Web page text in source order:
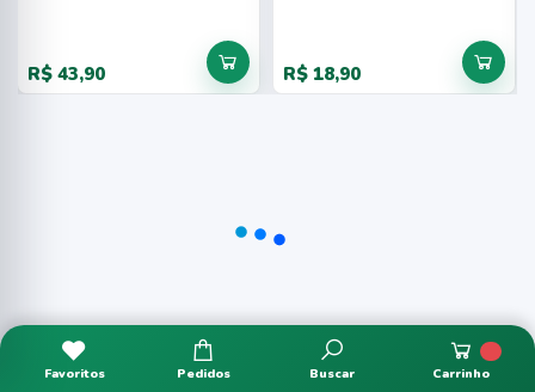
R$ 43,90 R$ 18,90
Favoritos Pedidos Buscar Carrinho